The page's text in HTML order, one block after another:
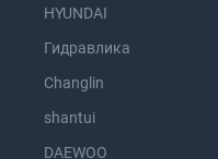
HYUNDAI
Гидравлика
Changlin
shantui
DAEWOO